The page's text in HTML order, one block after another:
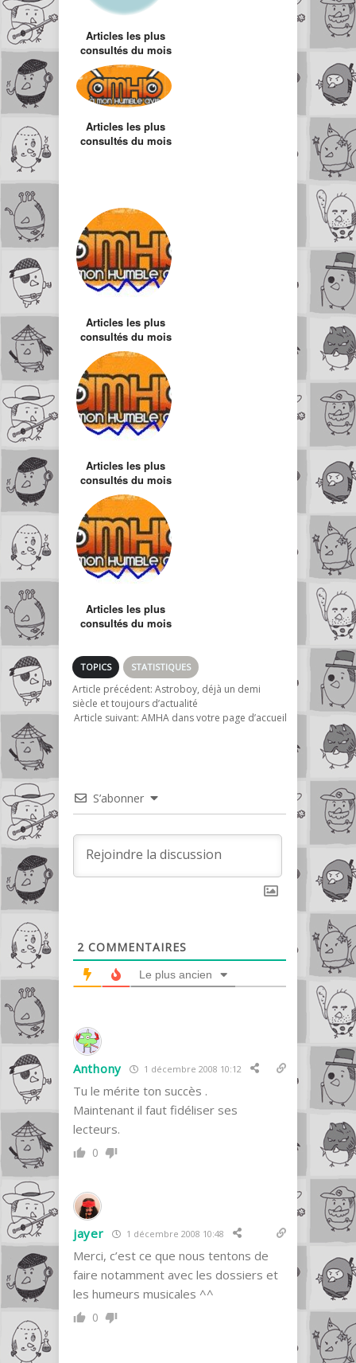
Articles les plus
consultés du mois
d’Août
Articles les plus
consultés du mois
Articles les plus
consultés du mois
d’Août
Articles les plus
consultés du mois
de Fevrier
Articles les plus
consultés du mois
TOPICS STATISTIQUES
Article précédent: Astroboy, déjà un demi
siècle et toujours d’actualité
Article suivant: AMHA dans votre page d’accueil
S’abonner
2 COMMENTAIRES
Le plus ancien
Anthony 1 décembre 2008 10:12
Tu le mérite ton succès .
Maintenant il faut fidéliser ses
lecteurs.
0
jayer 1 décembre 2008 10:48
Merci, c’est ce que nous tentons de
faire notamment avec les dossiers et
les humeurs musicales ^^
0